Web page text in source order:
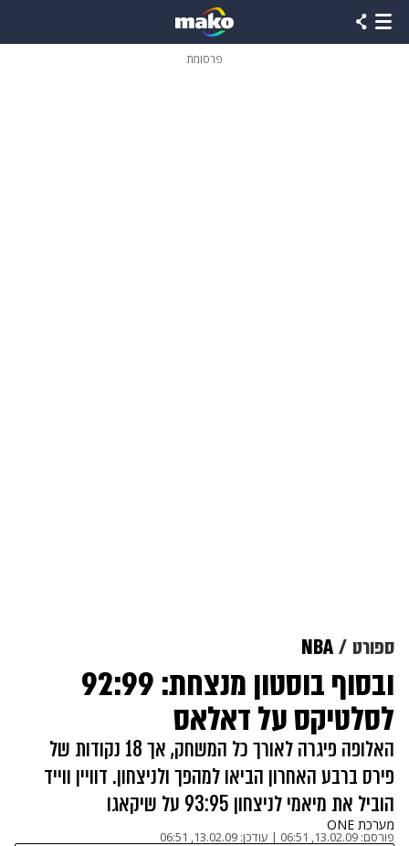
פרסומת
ספורט NBA
ובסוף בוסטון מנצחת: 92:99
לסלטיקס על דאלאס
האלופה פיגרה לאורך כל המשחק, אך 18 נקודות של
פירס ברבע האחרון הביאו למהפך ולניצחון. דוויין ווייד
הוביל את מיאמי לניצחון 93:95 על שיקאגו
מערכת ONE
פורסם: 13.02.09, 06:51
| עודכן: 13.02.09, 06:51